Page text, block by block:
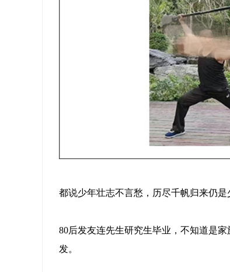
都说少年壮志不言愁，历尽千帆归来仍是
80后发友连先生研究生毕业，不知道是
发。